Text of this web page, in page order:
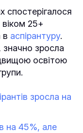
спостерігалося
віком 25+
в аспірантуру.
зросла
освітою
зросла на
на 45%, але